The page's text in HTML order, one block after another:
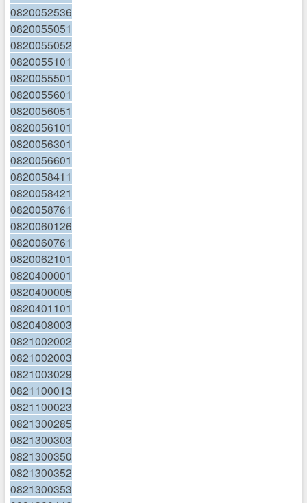
0820052536
0820055051
0820055052
0820055101
0820055501
0820055601
0820056051
0820056101
0820056301
0820056601
0820058411
0820058421
0820058761
0820060126
0820060761
0820062101
0820400001
0820400005
0820401101
0820408003
0821002002
0821002003
0821003029
0821100013
0821100023
0821300285
0821300303
0821300350
0821300352
0821300353